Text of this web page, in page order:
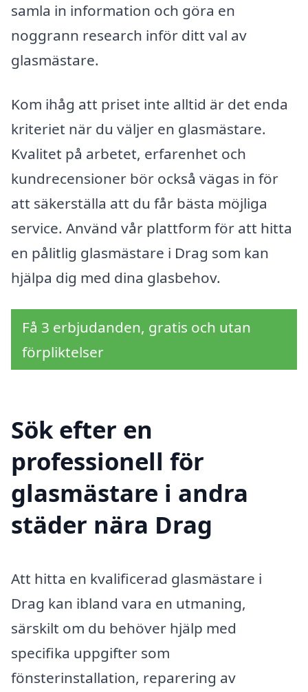
samla in information och göra en
noggrann research inför ditt val av
glasmästare.
Kom ihåg att priset inte alltid är det enda
kriteriet när du väljer en glasmästare.
Kvalitet på arbetet, erfarenhet och
kundrecensioner bör också vägas in för
att säkerställa att du får bästa möjliga
service. Använd vår plattform för att hitta
en pålitlig glasmästare i Drag som kan
hjälpa dig med dina glasbehov.
Få 3 erbjudanden, gratis och utan
förpliktelser
Sök efter en
professionell för
glasmästare i andra
städer nära Drag
Att hitta en kvalificerad glasmästare i
Drag kan ibland vara en utmaning,
särskilt om du behöver hjälp med
specifika uppgifter som
fönsterinstallation, reparering av